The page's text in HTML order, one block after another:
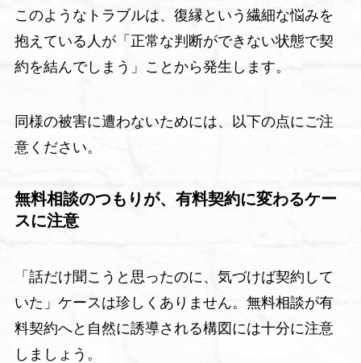
このようなトラブルは、復縁という繊細な悩みを
抱えている人が「正常な判断ができない状態で契
約を結んでしまう」ことから発生します。
同様の被害に遭わないためには、以下の点にご注
意ください。
無料相談のつもりが、有料契約に変わるケー
スに注意
「話だけ聞こうと思ったのに、気づけば契約して
いた」ケースは珍しくありません。無料相談が有
料契約へと自然に誘導される構図には十分に注意
しましょう。